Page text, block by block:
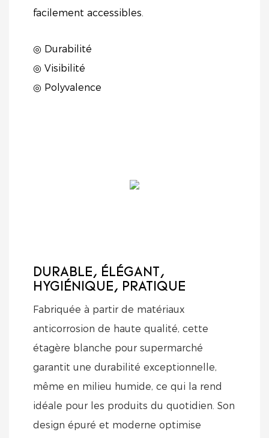
facilement accessibles.
◎ Durabilité
◎ Visibilité
◎ Polyvalence
DURABLE, ÉLÉGANT,
HYGIÉNIQUE, PRATIQUE
Fabriquée à partir de matériaux
anticorrosion de haute qualité, cette
étagère blanche pour supermarché
garantit une durabilité exceptionnelle,
même en milieu humide, ce qui la rend
idéale pour les produits du quotidien. Son
design épuré et moderne optimise